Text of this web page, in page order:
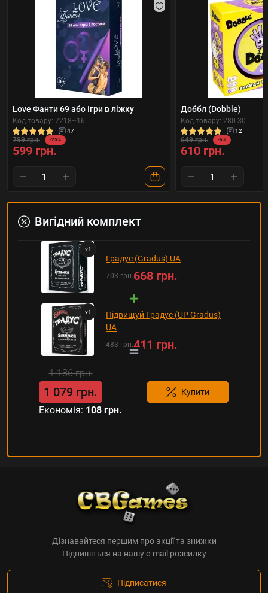
Love Фанти 69 або Ігри в ліжку
Код товару: 7218~16
47
799 грн. -25%
599 грн.
Доббл (Dobble)
Код товару: 280-30
12
649 грн. -6%
610 грн.
Вигідний комплект
x1
Градус (Gradus) UA
703 грн.668 грн.
x1
Підвищуй Градус (UP Gradus)
UA
483 грн.411 грн.
1 186 грн.
1 079 грн.
Економія: 108 грн.
Купити
Дізнавайтеся першим про акції та знижки
Підпишіться на нашу e-mail розсилку
Підписатися